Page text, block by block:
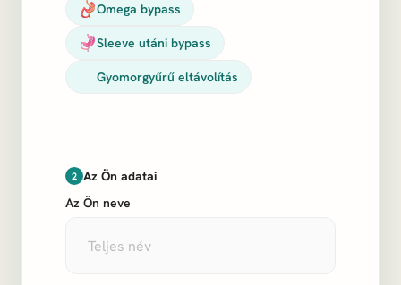
Omega bypass
Sleeve utáni bypass
Gyomorgyűrű eltávolítás
2 Az Ön adatai
Az Ön neve